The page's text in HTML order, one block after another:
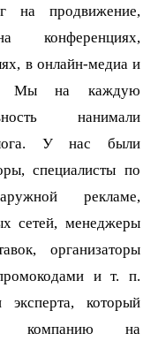
на продвижение,
конференциях,
в онлайн-медиа и
Мы на каждую
нанимали
У нас были
специалисты по
рекламе,
сетей, менеджеры
организаторы
и т. п.
который
компанию на